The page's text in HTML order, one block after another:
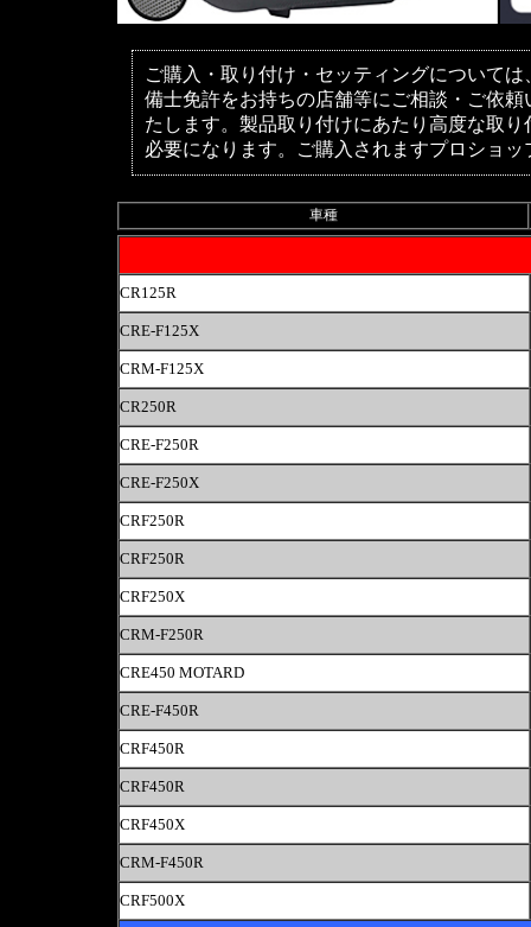
ご購入・取り付け・セッティングについて
備士免許をお持ちの店舗等にご相談・ご依
たします。製品取り付けにあたり高度な取
必要になります。ご購入されますプロショ
車種